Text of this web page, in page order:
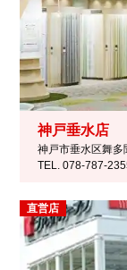
神戸垂水店
神戸市垂水区舞
TEL. 078-787-
直営店